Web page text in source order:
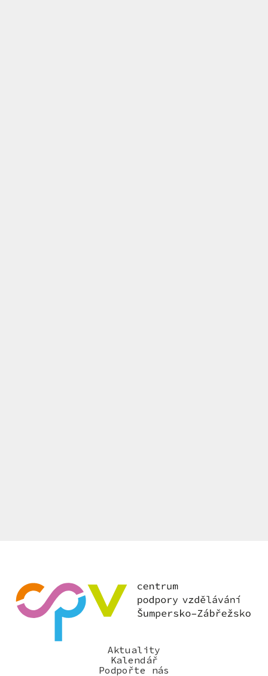
Aktuality
Kalendář
Podpořte nás